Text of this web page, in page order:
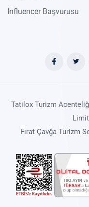
Influencer Başvurusu
Tatilox Turizm
Fırat Çavğa Turizm